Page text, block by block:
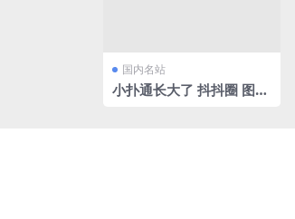
国内名站
小扑通长大了 抖抖圈 图片